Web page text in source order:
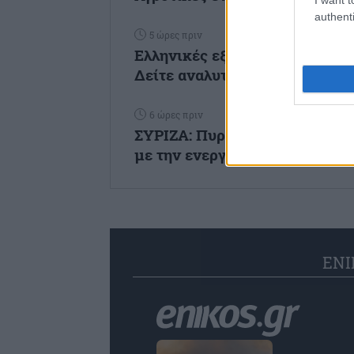
5 ώρες πριν
Ελληνικές εξαγωγές:
Δείτε αναλυτικά τα στοιχεία...
6 ώρες πριν
ΣΥΡΙΖΑ: Πυρά κατά της
με την ενεργειακή ρήτρα...